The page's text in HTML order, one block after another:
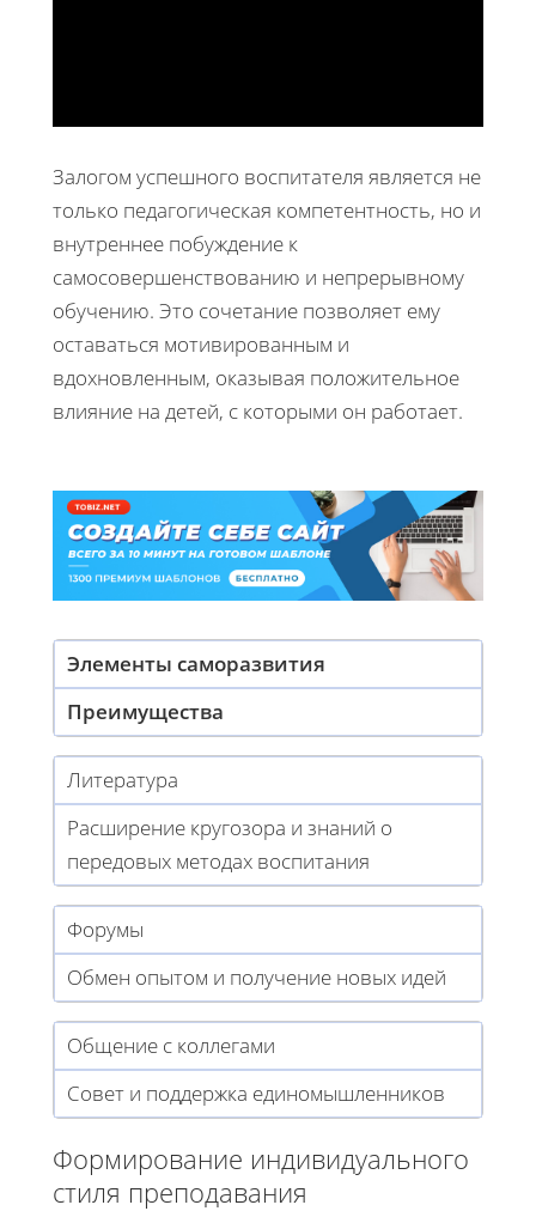
Залогом успешного воспитателя является не
только педагогическая компетентность, но и
внутреннее побуждение к
самосовершенствованию и непрерывному
обучению. Это сочетание позволяет ему
оставаться мотивированным и
вдохновленным, оказывая положительное
влияние на детей, с которыми он работает.
Элементы саморазвития
Преимущества
Литература
Расширение кругозора и знаний о
передовых методах воспитания
Форумы
Обмен опытом и получение новых идей
Общение с коллегами
Совет и поддержка единомышленников
Формирование индивидуального
стиля преподавания